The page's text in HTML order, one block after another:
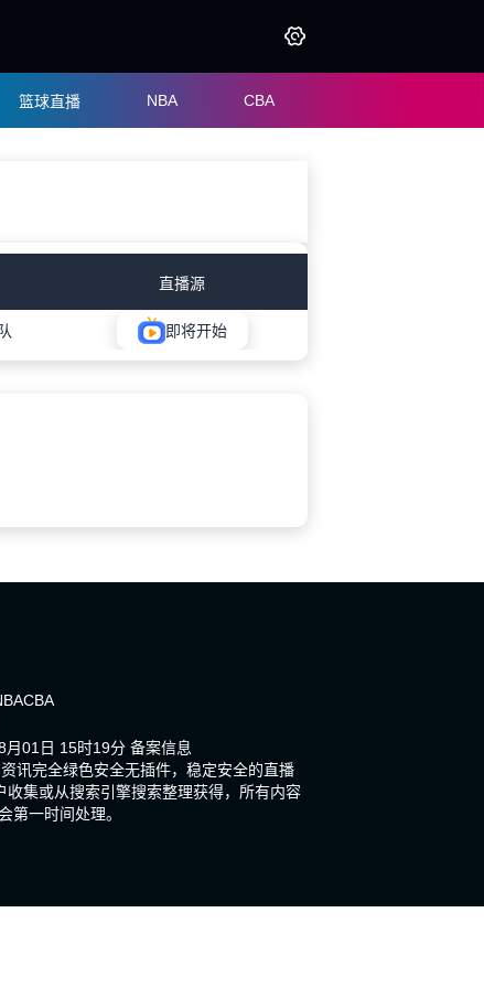
篮球直播 NBA CBA
直播源
即将开始
CBA
月01日 15时19分 备案信息
讯完全绿色安全无插件，稳定安全的直播
集或从搜索引擎搜索整理获得，所有内容
第一时间处理。